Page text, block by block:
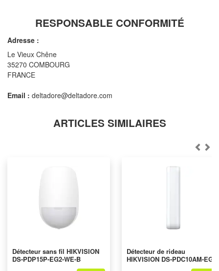
RESPONSABLE CONFORMITÉ
Adresse :
Le Vieux Chêne
35270 COMBOURG
FRANCE
Email : deltadore@deltadore.com
ARTICLES SIMILAIRES
Détecteur sans fil HIKVISION
DS-PDP15P-EG2-WE-B
Détecteur de rideau
HIKVISION DS-PDC10AM-EG2-